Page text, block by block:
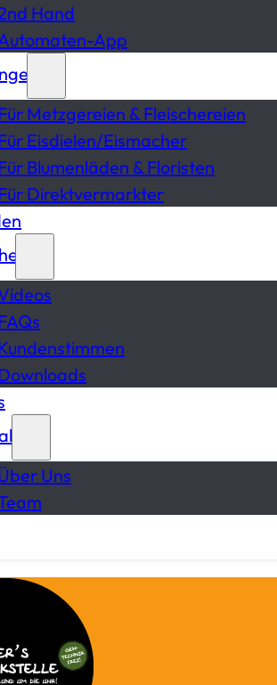
Hand
App
Metzgereien & Fleischereien
Eisdielen/Eismacher
Blumenläden & Floristen
Direktvermarkter
Uns